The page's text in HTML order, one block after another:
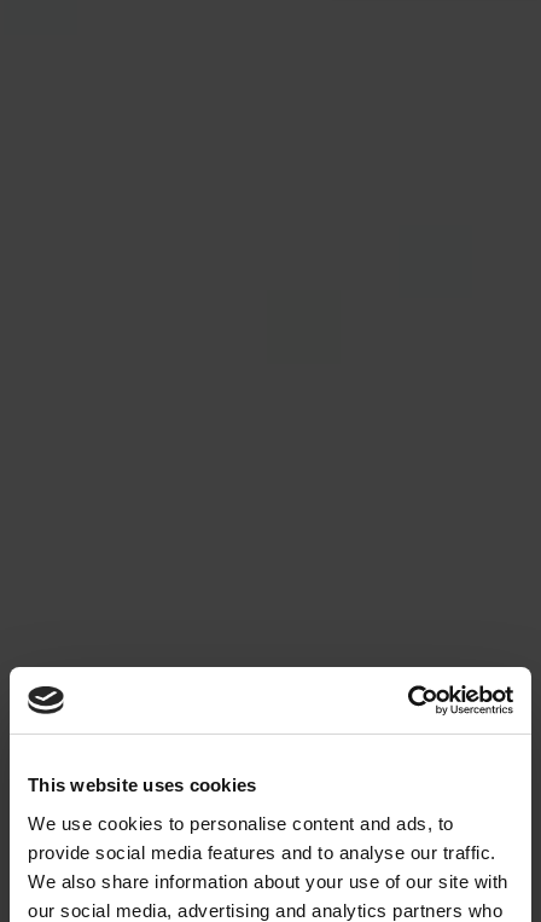
This website uses cookies
We use cookies to personalise content and ads, to
provide social media features and to analyse our traffic.
We also share information about your use of our site with
our social media, advertising and analytics partners who